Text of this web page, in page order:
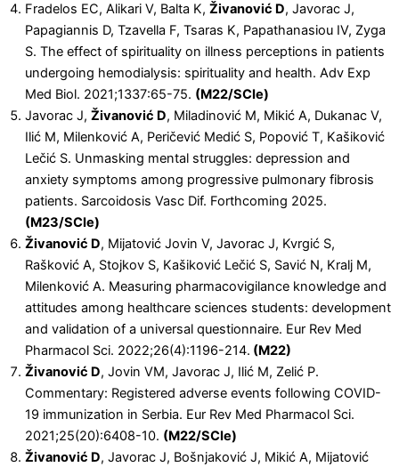
Fradelos EC, Alikari V, Balta K, Živanović D, Javorac J,
Papagiannis D, Tzavella F, Tsaras K, Papathanasiou IV, Zyga
S. The effect of spirituality on illness perceptions in patients
undergoing hemodialysis: spirituality and health. Adv Exp
Med Biol. 2021;1337:65-75. (M22/SCIe)
Javorac J, Živanović D, Miladinović M, Mikić A, Dukanac V,
Ilić M, Milenković A, Peričević Medić S, Popović T, Kašiković
Lečić S. Unmasking mental struggles: depression and
anxiety symptoms among progressive pulmonary fibrosis
patients. Sarcoidosis Vasc Dif. Forthcoming 2025.
(M23/SCIe)
Živanović D, Mijatović Jovin V, Javorac J, Kvrgić S,
Rašković A, Stojkov S, Kašiković Lečić S, Savić N, Kralj M,
Milenković A. Measuring pharmacovigilance knowledge and
attitudes among healthcare sciences students: development
and validation of a universal questionnaire. Eur Rev Med
Pharmacol Sci. 2022;26(4):1196-214. (M22)
Živanović D, Jovin VM, Javorac J, Ilić M, Zelić P.
Commentary: Registered adverse events following COVID-
19 immunization in Serbia. Eur Rev Med Pharmacol Sci.
2021;25(20):6408-10. (M22/SCIe)
Živanović D, Javorac J, Bošnjaković J, Mikić A, Mijatović